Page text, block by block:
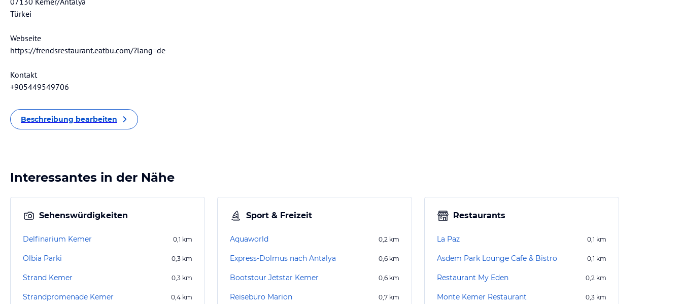
Türkei
Webseite
https://frendsrestaurant.eatbu.com/?lang=de
Kontakt
+905449549706
Beschreibung bearbeiten
Interessantes in der Nähe
Sehenswürdigkeiten
Delfinarium Kemer 0,1 km
Olbia Parki 0,3 km
Strand Kemer 0,3 km
Strandpromenade Kemer 0,4 km
Sport & Freizeit
Aquaworld 0,2 km
Express-Dolmus nach Antalya 0,6 km
Bootstour Jetstar Kemer 0,6 km
Reisebüro Marion 0,7 km
Restaurants
La Paz 0,1 km
Asdem Park Lounge Cafe & Bistro 0,1 km
Restaurant My Eden 0,2 km
Monte Kemer Restaurant 0,3 km